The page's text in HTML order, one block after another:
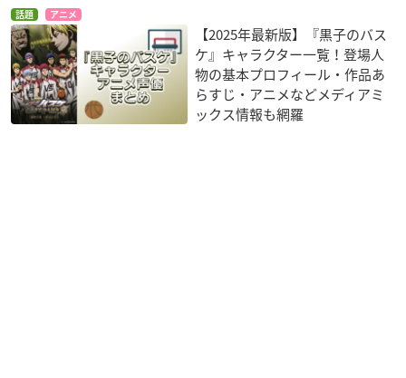
話題 アニメ
【2025年最新版】『黒子のバス
ケ』キャラクター一覧！登場人
物の基本プロフィール・作品あ
らすじ・アニメなどメディアミ
ックス情報も網羅